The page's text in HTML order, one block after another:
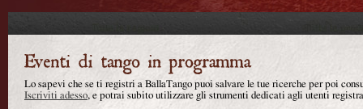
Lo sapevi che se ti registri a BallaTango puoi salvare le tue ricerche per poi
Iscriviti adesso, e potrai subito utilizzare gli strumenti dedicati agli utenti